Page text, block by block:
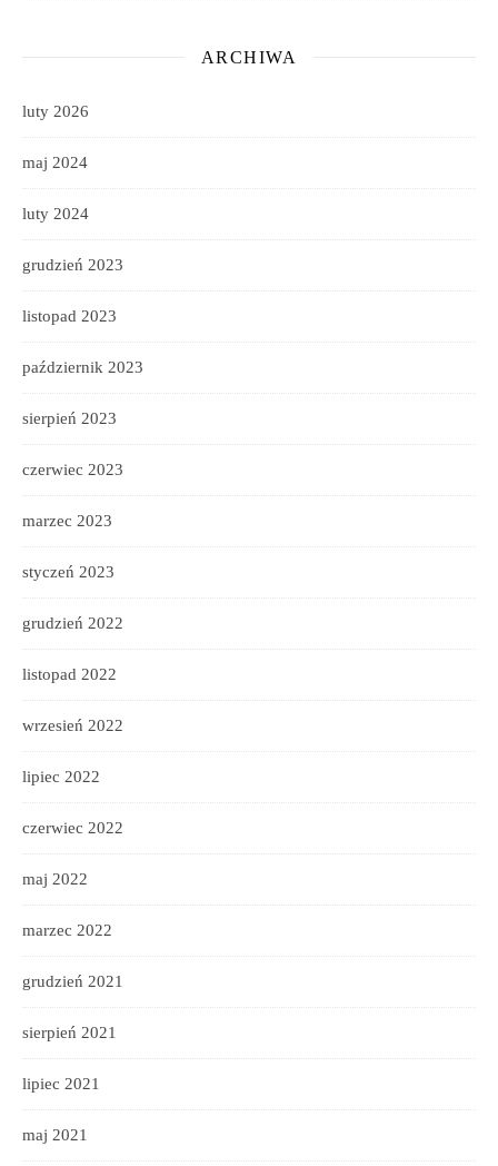
ARCHIWA
luty 2026
maj 2024
luty 2024
grudzień 2023
listopad 2023
październik 2023
sierpień 2023
czerwiec 2023
marzec 2023
styczeń 2023
grudzień 2022
listopad 2022
wrzesień 2022
lipiec 2022
czerwiec 2022
maj 2022
marzec 2022
grudzień 2021
sierpień 2021
lipiec 2021
maj 2021